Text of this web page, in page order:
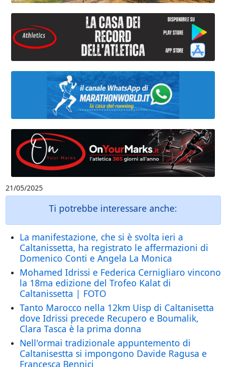
21/05/2025
Ti potrebbe interessare anche:
La manifestazione, che si è svolta ieri a
Caltanissetta, ha registrato le affermazioni di
Domenico Conti e Angela La Monica
Mohamed Idrissi e Federica Cernigliaro vincono
la 18ma edizione del Trofeo Kalat di
Caltanissetta | FOTO
Tanto Marocco nella 12km Uisp di Caltanisetta
dove Idrissi precede Recupero e Boumalik,
Clara Tasca è la prima donna
Nell'ormai tradizionale appuntemento di
Caltanisestta si impongono Davide Ragusa e
Francesca Bennici